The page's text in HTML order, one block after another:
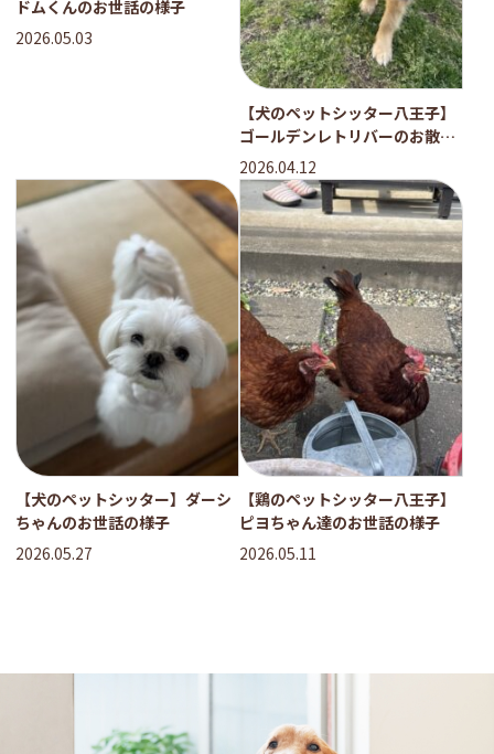
ドムくんのお世話の様子
2026.05.03
【犬のペットシッター八王子】
ゴールデンレトリバーのお散歩
の様子
2026.04.12
【犬のペットシッター】ダーシ
ちゃんのお世話の様子
2026.05.27
【鶏のペットシッター八王子】
ピヨちゃん達のお世話の様子
2026.05.11